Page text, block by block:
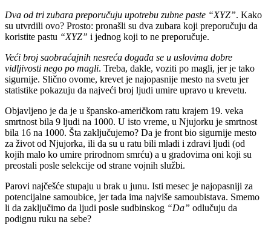
Dva od tri zubara preporučuju upotrebu zubne paste “XYZ”. Kako
su utvrdili ovo? Prosto: pronašli su dva zubara koji preporučuju da
koristite pastu “XYZ” i jednog koji to ne preporučuje.
Veći broj saobraćajnih nesreća događa se u uslovima dobre
vidljivosti nego po magli. Treba, dakle, voziti po magli, jer je tako
sigurnije. Slično ovome, krevet je najopasnije mesto na svetu jer
statistike pokazuju da najveći broj ljudi umire upravo u krevetu.
Objavljeno je da je u špansko-američkom ratu krajem 19. veka
smrtnost bila 9 ljudi na 1000. U isto vreme, u Njujorku je smrtnost
bila 16 na 1000. Šta zaključujemo? Da je front bio sigurnije mesto
za život od Njujorka, ili da su u ratu bili mladi i zdravi ljudi (od
kojih malo ko umire prirodnom smrću) a u gradovima oni koji su
preostali posle selekcije od strane vojnih službi.
Parovi najčešće stupaju u brak u junu. Isti mesec je najopasniji za
potencijalne samoubice, jer tada ima najviše samoubistava. Smemo
li da zaključimo da ljudi posle sudbinskog “Da” odlučuju da
podignu ruku na sebe?